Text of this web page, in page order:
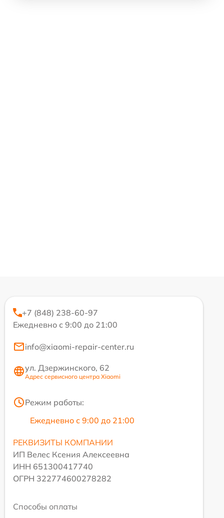
+7 (848) 238-60-97
Ежедневно с 9:00 до 21:00
info@xiaomi-repair-center.ru
ул. Дзержинского, 62
Адрес сервисного центра Xiaomi
Режим работы:
Ежедневно с 9:00 до 21:00
РЕКВИЗИТЫ КОМПАНИИ
ИП Велес Ксения Алексеевна
ИНН 651300417740
ОГРН 322774600278282
Способы оплаты